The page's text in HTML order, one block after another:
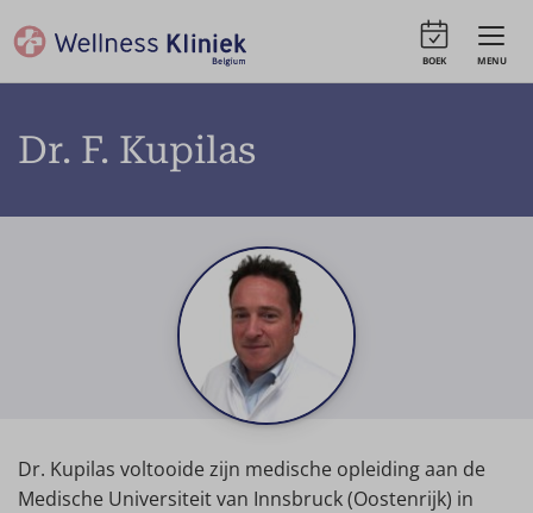
MENU
BOEK
Dr. F. Kupilas
Dr. Kupilas voltooide zijn medische opleiding aan de
Medische Universiteit van Innsbruck (Oostenrijk) in